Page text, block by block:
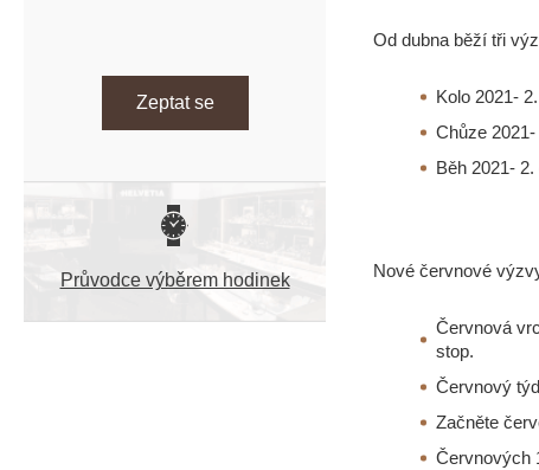
Zeptat se
Průvodce výběrem hodinek
Od dubna běží tři
Kolo 2021-
Chůze
Běh 2021-
Nové červnové
Červnová
stop.
Červnový
Začněte
Červnových